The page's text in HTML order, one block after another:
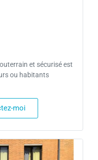
et sécurisé est
ou habitants
moi